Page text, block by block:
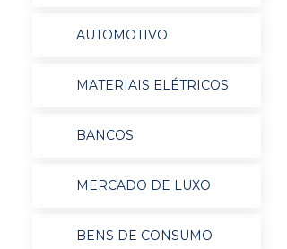
AUTOMOTIVO
MATERIAIS ELÉTRICOS
BANCOS
MERCADO DE LUXO
BENS DE CONSUMO